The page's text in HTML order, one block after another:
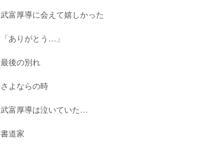
武富厚導に会えて嬉しかった
「ありがとう…」
最後の別れ
さよならの時
武富厚導は泣いていた…
書道家